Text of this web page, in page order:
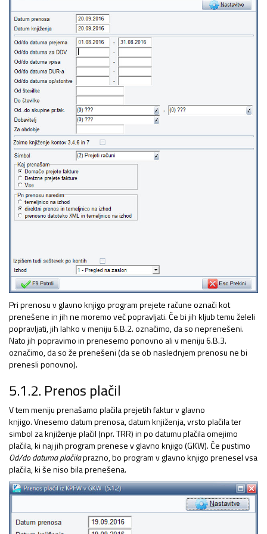
Pri prenosu v glavno knjigo program prejete račune označi kot
prenešene in jih ne moremo več popravljati. Če bi jih kljub temu želeli
popravljati, jih lahko v meniju 6.B.2. označimo, da so neprenešeni.
Nato jih popravimo in prenesemo ponovno ali v meniju 6.B.3.
označimo, da so že prenešeni (da se ob naslednjem prenosu ne bi
prenesli ponovno).
5.1.2. Prenos plačil
V tem meniju prenašamo plačila prejetih faktur v glavno
knjigo. Vnesemo datum prenosa, datum knjiženja, vrsto plačila ter
simbol za knjiženje plačil (npr. TRR) in po datumu plačila omejimo
plačila, ki naj jih program prenese v glavno knjigo (GKW). Če pustimo
Od/do datuma plačilaprazno, bo program v glavno knjigo prenesel vsa
plačila, ki še niso bila prenešena.